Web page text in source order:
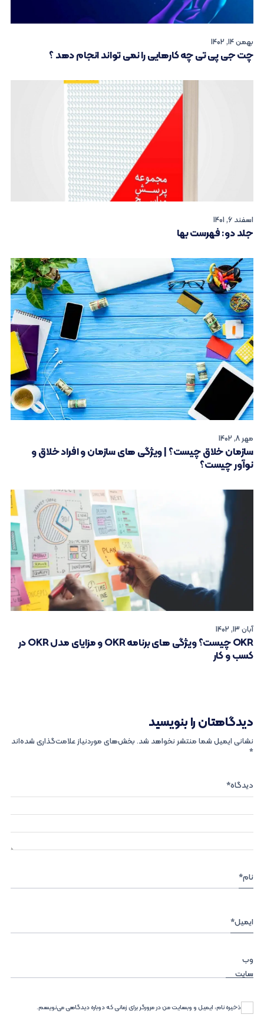
بهمن 14, 1402
چت جی پی تی چه کارهایی را نمی تواند انجام دهد ؟
اسفند 6, 1401
جلد دو: فهرست بها
مهر 8, 1402
سازمان خلاق چیست؟ | ویژگی های سازمان و افراد خلاق و
نوآور چیست؟
آبان 13, 1402
OKR چیست؟ ویژگی های برنامه OKR و مزایای مدل OKR در
کسب و کار
دیدگاهتان را بنویسید
نشانی ایمیل شما منتشر نخواهد شد. بخش‌های موردنیاز علامت‌گذاری شده‌اند
*
دیدگاه*
نام*
ایمیل*
وب‌
سایت
ذخیره نام، ایمیل و وبسایت من در مرورگر برای زمانی که دوباره دیدگاهی می‌نویسم.